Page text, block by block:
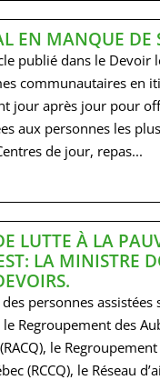
EN MANQUE DE
publié dans le Devoir
communautaires en
jour après jour pour
aux personnes les
de jour, repas...
LUTTE À LA
LA MINISTRE
personnes assistées
le Regroupement des
le
(RCCQ), le Réseau